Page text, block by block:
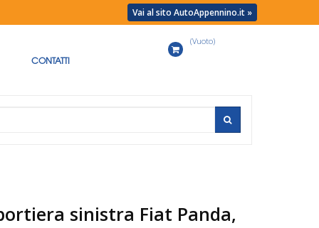
Vai al sito AutoAppennino.it »
CONTATTI
(Vuoto)
sinistra Fiat Panda,